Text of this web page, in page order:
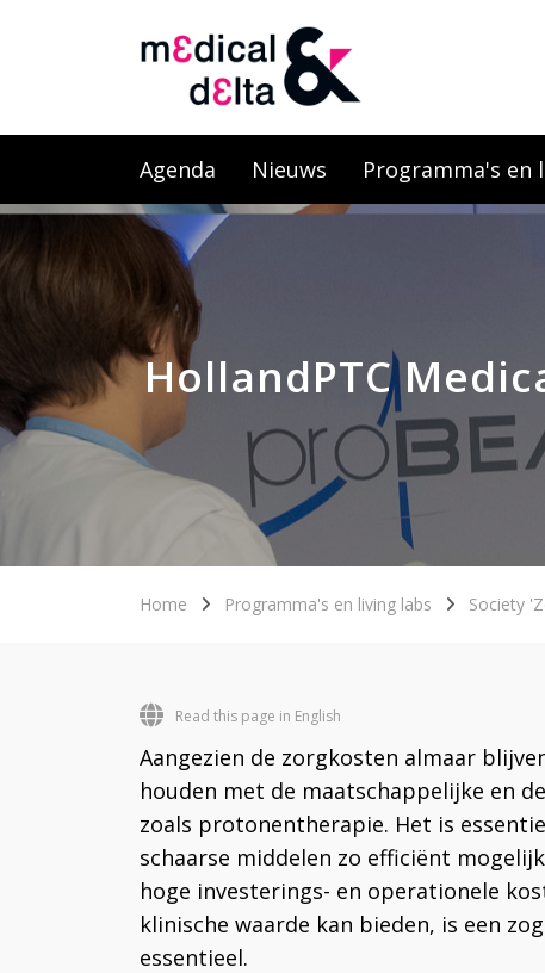
Agenda Nieuws Programma's en
HollandPTC
Home Programma's en living labs Society
Read this page in English
Aangezien de zorgkosten almaar
houden met de maatschappelijke en
zoals protonentherapie. Het is
schaarse middelen zo efficiënt
hoge investerings- en operationele
klinische waarde kan bieden, is een
essentieel.